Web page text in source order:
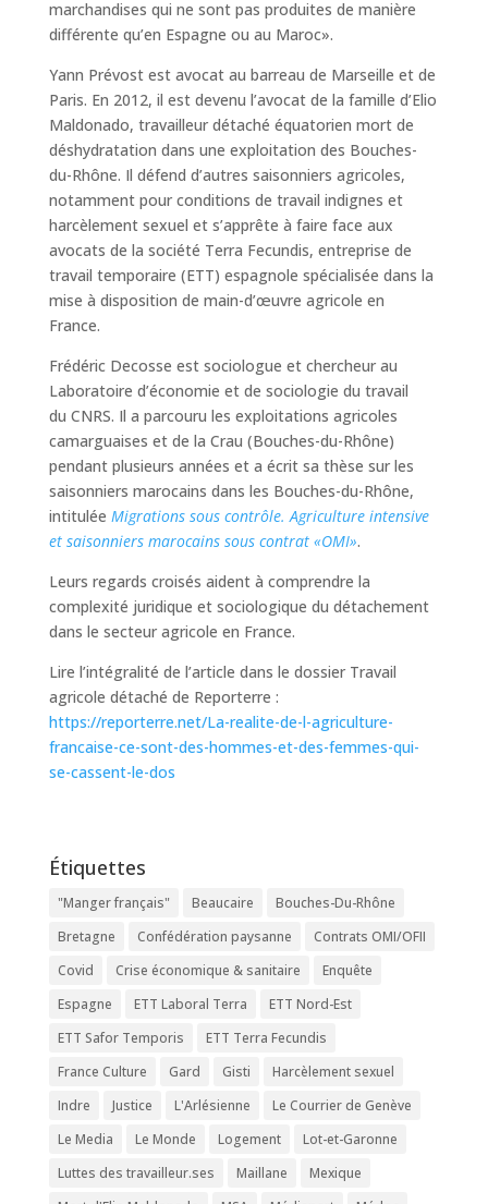
marchandises qui ne sont pas produites de manière
différente qu’en Espagne ou au Maroc».
Yann Prévost est avocat au barreau de Marseille et de
Paris. En 2012, il est devenu l’avocat de la famille d’Elio
Maldonado, travailleur détaché équatorien mort de
déshydratation dans une exploitation des Bouches-
du-Rhône. Il défend d’autres saisonniers agricoles,
notamment pour conditions de travail indignes et
harcèlement sexuel et s’apprête à faire face aux
avocats de la société Terra Fecundis, entreprise de
travail temporaire (ETT) espagnole spécialisée dans la
mise à disposition de main-d’œuvre agricole en
France.
Frédéric Decosse est sociologue et chercheur au
Laboratoire d’économie et de sociologie du travail
du CNRS. Il a parcouru les exploitations agricoles
camarguaises et de la Crau (Bouches-du-Rhône)
pendant plusieurs années et a écrit sa thèse sur les
saisonniers marocains dans les Bouches-du-Rhône,
intitulée Migrations sous contrôle. Agriculture intensive
et saisonniers marocains sous contrat «OMI».
Leurs regards croisés aident à comprendre la
complexité juridique et sociologique du détachement
dans le secteur agricole en France.
Lire l’intégralité de l’article dans le dossier Travail
agricole détaché de Reporterre :
https://reporterre.net/La-realite-de-l-agriculture-
francaise-ce-sont-des-hommes-et-des-femmes-qui-
se-cassent-le-dos
Étiquettes
"Manger français" Beaucaire
Bouches-Du-Rhône
Bretagne
Confédération paysanne
Contrats OMI/OFII
Covid
Crise économique & sanitaire
Enquête
Espagne
ETT Laboral Terra
ETT Nord-Est
ETT Safor Temporis
ETT Terra Fecundis
France Culture
Gard Gisti
Harcèlement sexuel
Indre
Justice L'Arlésienne
Le Courrier de Genève
Le Media
Le Monde Logement
Lot-et-Garonne
Luttes des travailleur.ses
Maillane
Mexique